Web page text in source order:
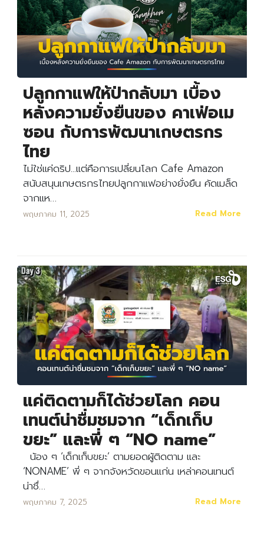
ปลูกกาแฟให้ป่ากลับมา เบื้อง
หลังความยั่งยืนของ คาเฟ่อเม
ซอน กับการพัฒนาเกษตรกร
ไทย
ไม่ใช่แค่ดริป...แต่คือการเปลี่ยนโลก Cafe Amazon
สนับสนุนเกษตรกรไทยปลูกกาแฟอย่างยั่งยืน คัดเมล็ด
จากแห…
พฤษภาคม 11, 2025 Read More
แค่ติดตามก็ได้ช่วยโลก คอน
เทนต์น่าชื่มชมจาก “เด็กเก็บ
ขยะ” และพี่ ๆ “NO name”
น้อง ๆ ‘เด็กเก็บขยะ’ ตามยอดผู้ติดตาม และ
‘NONAME’ พี่ ๆ จากจังหวัดขอนแก่น เหล่าคอนเทนต์
น่าชื่…
พฤษภาคม 7, 2025 Read More